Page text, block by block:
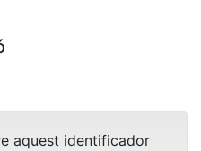
aquest identificador